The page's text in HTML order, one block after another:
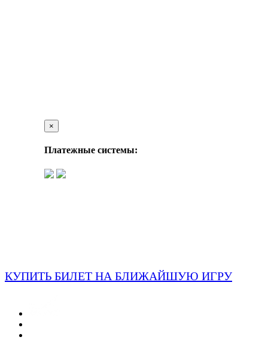
×
Платежные системы:
КУПИТЬ БИЛЕТ НА БЛИЖАЙШУЮ ИГРУ